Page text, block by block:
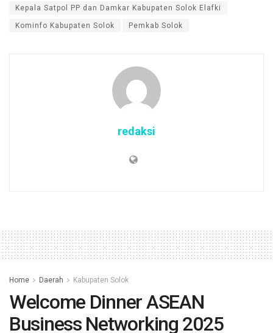
Kepala Satpol PP dan Damkar Kabupaten Solok Elafki
Kominfo Kabupaten Solok Pemkab Solok
redaksi
Home Daerah Kabupaten Solok
Welcome Dinner ASEAN
Business Networking 2025